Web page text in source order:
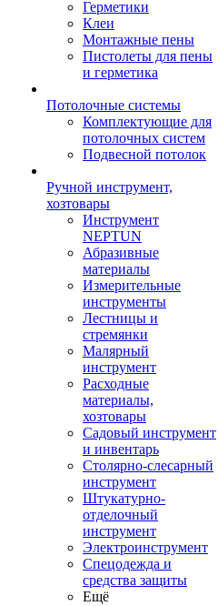
Герметики
Клеи
Монтажные пены
Пистолеты для пены
и герметика
Потолочные системы
Комплектующие для
потолочных систем
Подвесной потолок
Ручной инструмент,
хозтовары
Инструмент
NEPTUN
Абразивные
материалы
Измерительные
инструменты
Лестницы и
стремянки
Малярный
инструмент
Расходные
материалы,
хозтовары
Садовый инструмент
и инвентарь
Столярно-слесарный
инструмент
Штукатурно-
отделочный
инструмент
Электроинструмент
Спецодежда и
средства защиты
Ещё